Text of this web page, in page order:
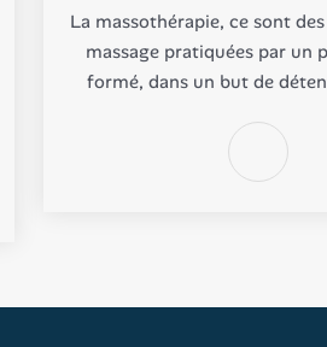
La massothérapie, ce sont
massage pratiquées par un
formé, dans un but de